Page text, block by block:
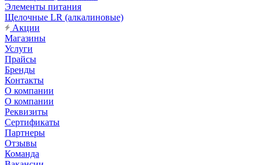
Элементы питания
Щелочные LR (алкалиновые)
Акции
Магазины
Услуги
Прайсы
Бренды
Контакты
О компании
О компании
Реквизиты
Сертификаты
Партнеры
Отзывы
Команда